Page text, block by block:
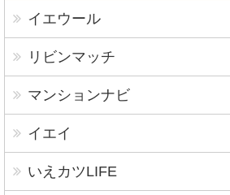
イエウール
リビンマッチ
マンションナビ
イエイ
いえカツLIFE